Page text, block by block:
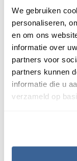
We gebruiken
personaliseren,
en om ons
informatie over
partners voor
partners kunnen
informatie die u
verzameld op
allemaal met de
Wat zie jij dan
“In ieder geval
Waddenzee. Dit
Op de Oost-
vogels ook nog
belangrijke